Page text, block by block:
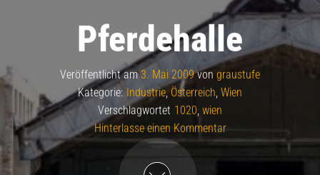
Pferdehalle
Veröffentlicht am3. Mai 2009von graustufe
Kategorie: Industrie, Österreich, Wien
Verschlagwortet 1020, wien
Hinterlasse einen Kommentar